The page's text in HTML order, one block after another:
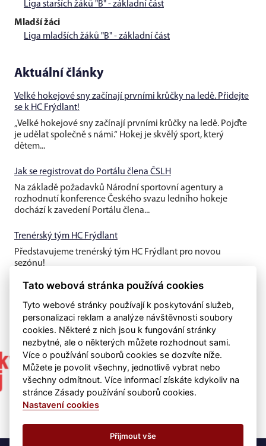
Liga starších žáků "B" - základní část
Mladší žáci
Liga mladších žáků "B" - základní část
Aktuální články
Velké hokejové sny začínají prvními krůčky na ledě. Přidejte
se k HC Frýdlant!
„Velké hokejové sny začínají prvními krůčky na ledě. Pojďte
je udělat společně s námi.“ Hokej je skvělý sport, který
dětem...
Jak se registrovat do Portálu člena ČSLH
Na základě požadavků Národní sportovní agentury a
rozhodnutí konference Českého svazu ledního hokeje
dochází k zavedení Portálu člena...
Trenérský tým HC Frýdlant
Představujeme trenérský tým HC Frýdlant pro novou
sezónu!
Tato webová stránka používá cookies
Tyto webové stránky používají k poskytování služeb,
personalizaci reklam a analýze návštěvnosti soubory
cookies. Některé z nich jsou k fungování stránky
nezbytné, ale o některých můžete rozhodnout sami.
Více o používání souborů cookies se dozvíte níže.
Můžete je povolit všechny, jednotlivě vybrat nebo
všechny odmítnout. Více informací získáte kdykoliv na
stránce Zásady používání souborů cookies.
Nastavení cookies
Přijmout vše